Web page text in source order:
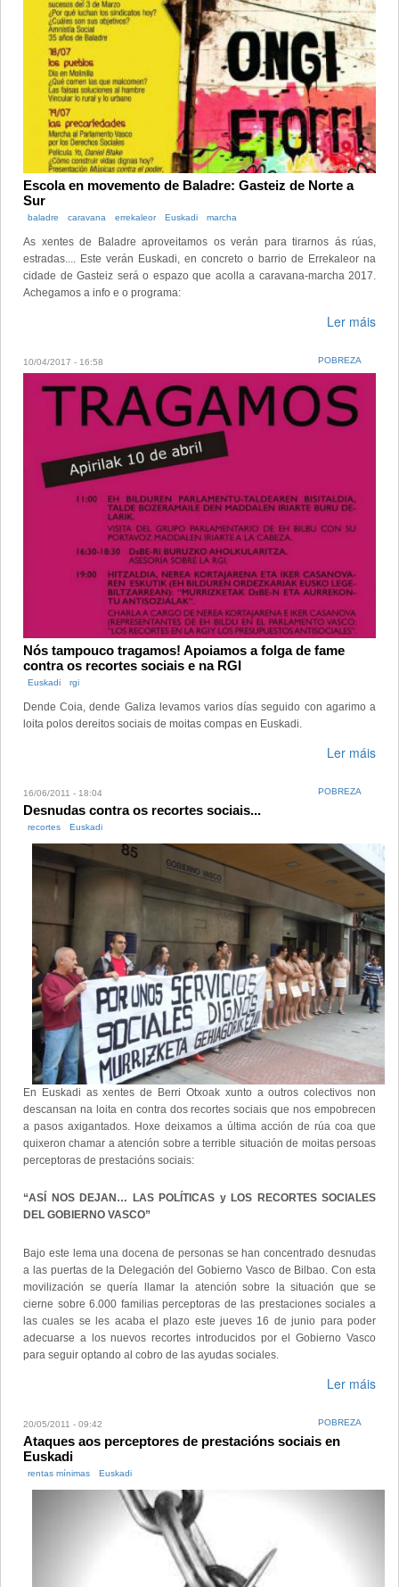
Escola en movemento de Baladre: Gasteiz de Norte a
Sur
baladre caravana errekaleor Euskadi marcha
As xentes de Baladre aproveitamos os verán para tirarnos ás rúas,
estradas.... Este verán Euskadi, en concreto o barrio de Errekaleor na
cidade de Gasteiz será o espazo que acolla a caravana-marcha 2017.
Achegamos a info e o programa:
Ler máis
10/04/2017 - 16:58 POBREZA
Nós tampouco tragamos! Apoiamos a folga de fame
contra os recortes sociais e na RGI
Euskadi rgi
Dende Coia, dende Galiza levamos varios días seguido con agarimo a
loita polos dereitos sociais de moitas compas en Euskadi.
Ler máis
16/06/2011 - 18:04 POBREZA
Desnudas contra os recortes sociais...
recortes Euskadi
En Euskadi as xentes de Berri Otxoak xunto a outros colectivos non
descansan na loita en contra dos recortes sociais que nos empobrecen
a pasos axigantados. Hoxe deixamos a última acción de rúa coa que
quixeron chamar a atención sobre a terrible situación de moitas persoas
perceptoras de prestacións sociais:
“ASÍ NOS DEJAN… LAS POLÍTICAS y LOS RECORTES SOCIALES
DEL GOBIERNO VASCO”
Bajo este lema una docena de personas se han concentrado desnudas
a las puertas de la Delegación del Gobierno Vasco de Bilbao. Con esta
movilización se quería llamar la atención sobre la situación que se
cierne sobre 6.000 familias perceptoras de las prestaciones sociales a
las cuales se les acaba el plazo este jueves 16 de junio para poder
adecuarse a los nuevos recortes introducidos por el Gobierno Vasco
para seguir optando al cobro de las ayudas sociales.
Ler máis
20/05/2011 - 09:42 POBREZA
Ataques aos perceptores de prestacións sociais en
Euskadi
rentas mínimas Euskadi